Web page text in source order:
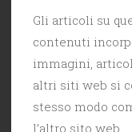
Gli articoli su
contenuti
immagini,
altri siti web si
stesso modo
l’altro sito web.